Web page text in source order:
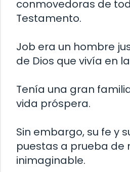
conmovedoras de
Testamento.
Job era un hombre
de Dios que vivía en
Tenía una gran
vida próspera.
Sin embargo, su fe y
puestas a prueba de
inimaginable.